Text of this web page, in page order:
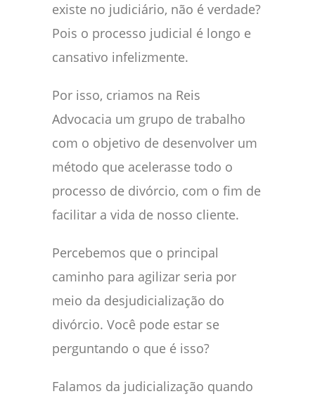
existe no judiciário, não é verdade?
Pois o processo judicial é longo e
cansativo infelizmente.
Por isso, criamos na Reis
Advocacia um grupo de trabalho
com o objetivo de desenvolver um
método que acelerasse todo o
processo de divórcio, com o fim de
facilitar a vida de nosso cliente.
Percebemos que o principal
caminho para agilizar seria por
meio da desjudicialização do
divórcio. Você pode estar se
perguntando o que é isso?
Falamos da judicialização quando